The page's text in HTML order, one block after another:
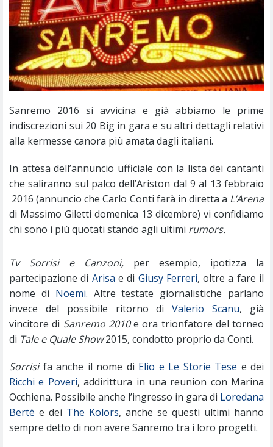
Sanremo 2016 si avvicina e già abbiamo le prime
indiscrezioni sui 20 Big in gara e su altri dettagli relativi
alla kermesse canora più amata dagli italiani.
In attesa dell’annuncio ufficiale con la lista dei cantanti
che saliranno sul palco dell’Ariston dal 9 al 13 febbraio
2016 (annuncio che Carlo Conti farà in diretta a L’Arena
di Massimo Giletti domenica 13 dicembre) vi confidiamo
chi sono i più quotati stando agli ultimi rumors.
Tv Sorrisi e Canzoni, per esempio, ipotizza la
partecipazione di Arisa e di Giusy Ferreri, oltre a fare il
nome di Noemi. Altre testate giornalistiche parlano
invece del possibile ritorno diValerio Scanu, già
vincitore di Sanremo 2010e ora trionfatore del torneo
di Tale e Quale Show2015, condotto proprio da Conti.
Sorrisifa anche il nome di Elio e Le Storie Tese e dei
Ricchi e Poveri, addirittura in una reunion con Marina
Occhiena. Possibile anche l’ingresso in gara di Loredana
Bertè e dei The Kolors, anche se questi ultimi hanno
sempre detto di non avere Sanremo tra i loro progetti.